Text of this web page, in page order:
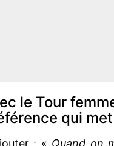
le Tour
qui
: « Quand on